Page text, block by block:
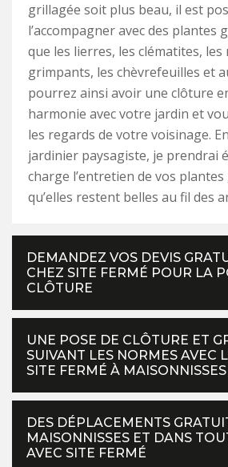
grillagée soit plus beau, il est
l’accompagner avec des plantes
que les lierres, les clématites, les
grimpants, les chèvrefeuilles et
pourrez ainsi avoir une clôture
harmonie avec votre jardin et
les regards de votre voisinage.
jardinier paysagiste, je prendrai
charge l’entretien de vos
qu’elles restent belles au fil des
DEMANDEZ VOS DEVIS
CHEZ SITE FERMÉ POUR LA
CLÔTURE
UNE POSE DE CLÔTURE ET
SUIVANT LES NORMES AVEC
SITE FERMÉ À MAISONNISSES
DES DÉPLACEMENTS
MAISONNISSES ET DANS
AVEC SITE FERMÉ